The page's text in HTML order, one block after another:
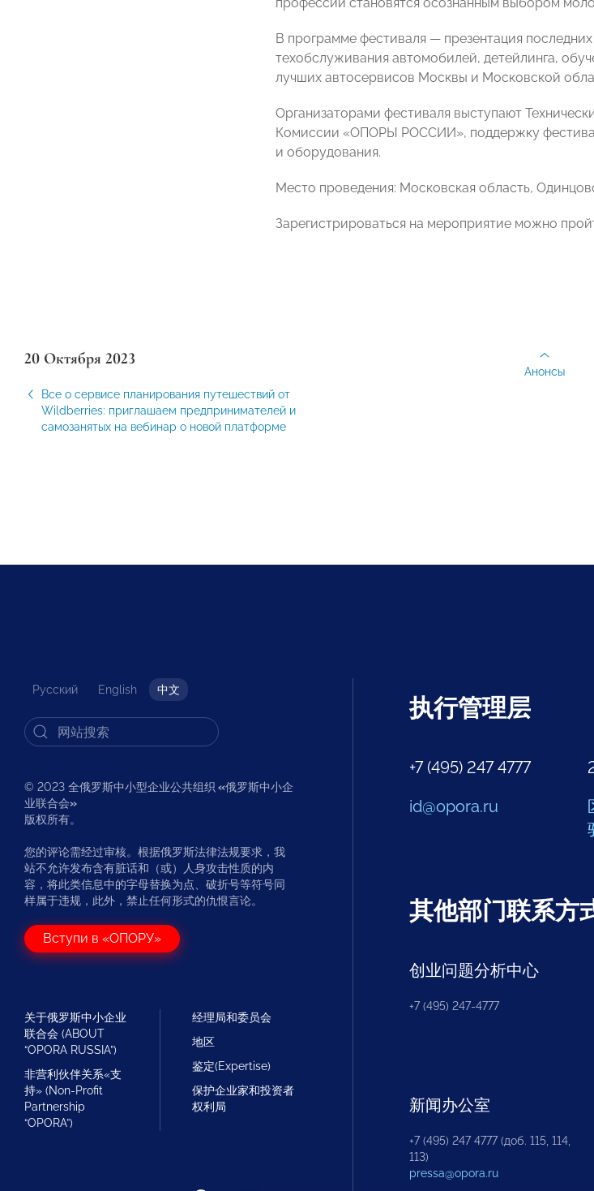
В программе фестиваля — презентация
техобслуживания автомобилей, детейлинга,
лучших автосервисов Москвы и Московской
Организаторами фестиваля выступают
Комиссии «ОПОРЫ РОССИИ», поддержку
и оборудования.
Место проведения: Московская область,
Зарегистрироваться на мероприятие можно
20 Октября 2023
Все о сервисе планирования путешествий от
Wildberries: приглашаем предпринимателей и
самозанятых на вебинар о новой платформе
Анонсы
Русский English 中文
© 2023 全俄罗斯中小型企业公共组织 «俄罗斯中小企
业联合会»
版权所有。
您的评论需经过审核。根据俄罗斯法律法规要求，我
站不允许发布含有脏话和（或）人身攻击性质的内
容，将此类信息中的字母替换为点、破折号等符号同
样属于违规，此外，禁止任何形式的仇恨言论。
Вступи в «ОПОРУ»
关于俄罗斯中小企业
联合会 (ABOUT
“OPORA RUSSIA”)
非营利伙伴关系«支
持» (Non-Profit
Partnership
“OPORA”)
经理局和委员会
地区
鉴定(Expertise)
保护企业家和投资者
权利局
执行管理层
+7 (495) 247 4777
id@opora.ru
其他部门联系方
创业问题分析中心
+7 (495) 247-4777
新闻办公室
+7 (495) 247 4777 (доб. 115, 114,
113)
pressa@opora.ru